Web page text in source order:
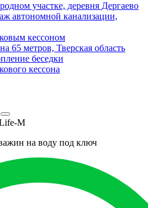
участке, деревня Дергаево
автономной канализации,
кессоном
65 метров, Тверская область
беседки
кессона
на воду под ключ